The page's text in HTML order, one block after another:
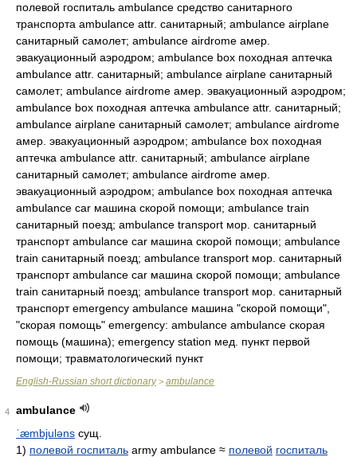
полевой госпиталь ambulance средство санитарного
транспорта ambulance attr. санитарный; ambulance airplane
санитарный самолет; ambulance airdrome амер.
эвакуационный аэродром; ambulance box походная аптечка
ambulance attr. санитарный; ambulance airplane санитарный
самолет; ambulance airdrome амер. эвакуационный аэродром;
ambulance box походная аптечка ambulance attr. санитарный;
ambulance airplane санитарный самолет; ambulance airdrome
амер. эвакуационный аэродром; ambulance box походная
аптечка ambulance attr. санитарный; ambulance airplane
санитарный самолет; ambulance airdrome амер.
эвакуационный аэродром; ambulance box походная аптечка
ambulance car машина скорой помощи; ambulance train
санитарный поезд; ambulance transport мор. санитарный
транспорт ambulance car машина скорой помощи; ambulance
train санитарный поезд; ambulance transport мор. санитарный
транспорт ambulance car машина скорой помощи; ambulance
train санитарный поезд; ambulance transport мор. санитарный
транспорт emergency ambulance машина "скорой помощи",
"скорая помощь" emergency: ambulance ambulance скорая
помощь (машина); emergency station мед. пункт первой
помощи; травматологический пункт
English-Russian short dictionary> ambulance
4
ambulance
ˈæmbjuləns сущ.
1) полевой госпиталь army ambulance ≈ полевой госпиталь